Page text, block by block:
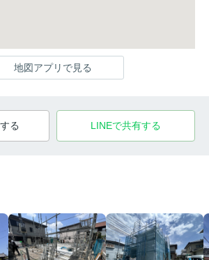
地図アプリで見る
る LINEで共有する